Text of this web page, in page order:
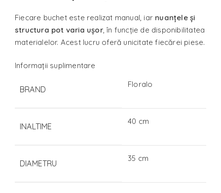
Fiecare buchet este realizat manual, iar nuanțele și
structura pot varia ușor, în funcție de disponibilitatea
materialelor. Acest lucru oferă unicitate fiecărei piese.
Informații suplimentare
BRAND
Floralo
INALTIME
40 cm
DIAMETRU
35 cm